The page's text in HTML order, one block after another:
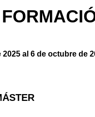
al 6 de octubre de